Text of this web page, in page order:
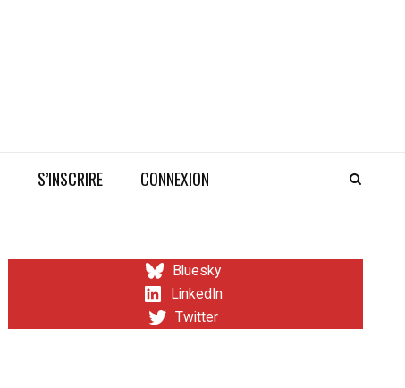
S’INSCRIRE CONNEXION
Bluesky
LinkedIn
Twitter